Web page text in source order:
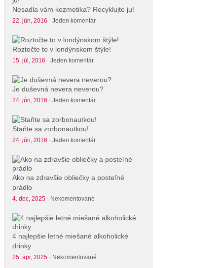
Nesadla vám kozmetika? Recyklujte ju!
22. jún, 2016 · Jeden komentár
Roztočte to v londýnskom štýle!
15. júl, 2016 · Jeden komentár
Je duševná nevera neverou?
24. jún, 2016 · Jeden komentár
Staňte sa zorbonautkou!
24. jún, 2016 · Jeden komentár
Ako na zdravšie obliečky a posteľné
prádlo
4. dec, 2025· Nekomentované
4 najlepšie letné miešané alkoholické
drinky
25. apr, 2025· Nekomentované